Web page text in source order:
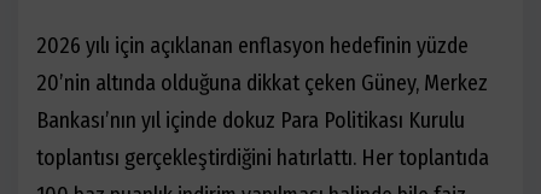
2026 yılı için açıklanan enflasyon hedefinin yüzde
20’nin altında olduğuna dikkat çeken Güney, Merkez
Bankası’nın yıl içinde dokuz Para Politikası Kurulu
toplantısı gerçekleştirdiğini hatırlattı. Her toplantıda